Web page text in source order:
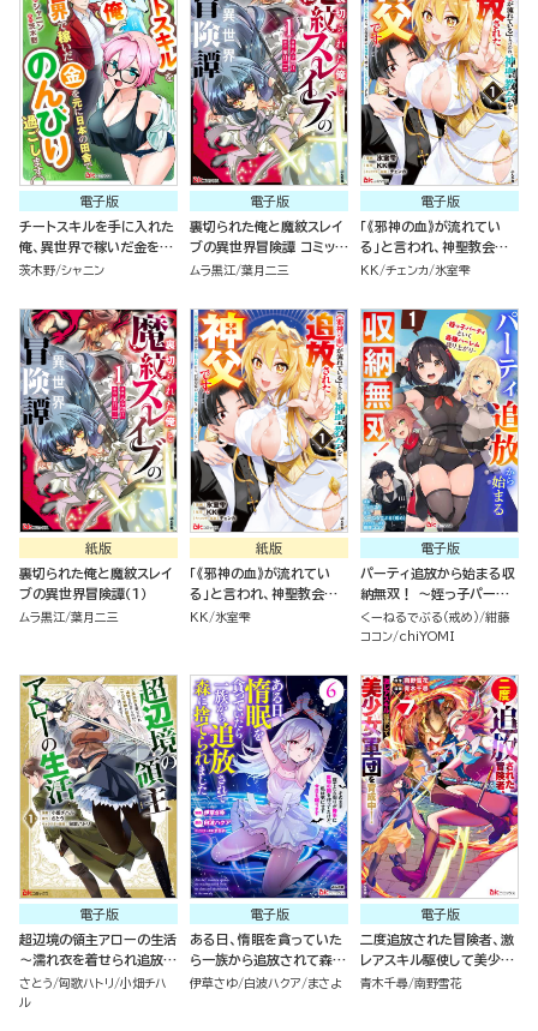
電子版
チートスキルを手に入れた
俺、異世界で稼いだ金を元
に日本の田舎でのんびり過
版）
茨木野 シャニン
電子版
裏切られた俺と魔紋スレイ
ブの異世界冒険譚 コミック
版 （1）
ムラ黒江 葉月二三
電子版
「《邪神の血》が流れてい
る」と言われ、神聖教会を
追放された神父です。 ～理
されたら、信仰対象の女神
様も一緒についてきちゃい
ました～ コミック版 （1）
KK チェンカ 氷室雫
紙版
裏切られた俺と魔紋スレイ
ブの異世界冒険譚（１）
ムラ黒江 葉月二三
紙版
「《邪神の血》が流れてい
る」と言われ、神聖教会を
追放された神父です。 ～理
様も一緒についてきちゃい
ました～ （１）
KK 氷室雫
電子版
パーティ追放から始まる収
納無双！ ～姪っ子パーテ
ィといく最強ハーレム成り
上がり～ コミック版（分冊
くーねるでぶる（戒め） 紺藤
ココン chiYOMI
電子版
超辺境の領主アローの生活
～濡れ衣を着せられ追放さ
れましたが、二人の女神と
新生活を送ります～ コミッ
さとう 匈歌ハトリ 小畑チハ
ル
電子版
ある日、惰眠を貪っていた
ら一族から追放されて森に
捨てられました そのまま
伊草さゆ 白波ハクア まさよ
電子版
二度追放された冒険者、激
レアスキル駆使して美少女
軍団を育成中！ コミック版
青木千尋 南野雪花